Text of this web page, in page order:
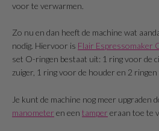
voor te verwarmen.
Zo nu en dan heeft de machine wat
nodig. Hiervoor is Flair Espressomaker
set O-ringen bestaat uit: 1 ring voor de
zuiger, 1 ring voor de houder en 2
Je kunt de machine nog meer upgraden
manometer en een tamper eraan toe te